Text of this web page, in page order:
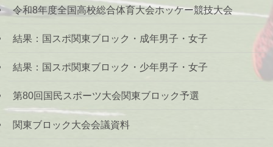
令和8年度全国高校総合体育大会ホッケー競技大会
結果：国スポ関東ブロック・成年男子・女子
結果：国スポ関東ブロック・少年男子・女子
第80回国民スポーツ大会関東ブロック予選
関東ブロック大会会議資料